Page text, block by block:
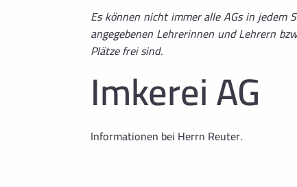
Es können nicht immer alle AGs in
angegebenen Lehrerinnen und Lehrern
Plätze frei sind.
Imkerei AG
Informationen bei Herrn Reuter.